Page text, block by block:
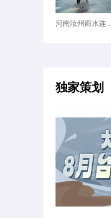
河南汝州雨水连...
独家策划